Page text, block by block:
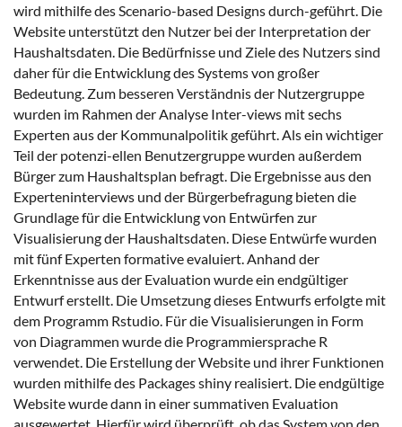
wird mithilfe des Scenario-based Designs durch-geführt. Die
Website unterstützt den Nutzer bei der Interpretation der
Haushaltsdaten. Die Bedürfnisse und Ziele des Nutzers sind
daher für die Entwicklung des Systems von großer
Bedeutung. Zum besseren Verständnis der Nutzergruppe
wurden im Rahmen der Analyse Inter-views mit sechs
Experten aus der Kommunalpolitik geführt. Als ein wichtiger
Teil der potenzi-ellen Benutzergruppe wurden außerdem
Bürger zum Haushaltsplan befragt. Die Ergebnisse aus den
Experteninterviews und der Bürgerbefragung bieten die
Grundlage für die Entwicklung von Entwürfen zur
Visualisierung der Haushaltsdaten. Diese Entwürfe wurden
mit fünf Experten formative evaluiert. Anhand der
Erkenntnisse aus der Evaluation wurde ein endgültiger
Entwurf erstellt. Die Umsetzung dieses Entwurfs erfolgte mit
dem Programm Rstudio. Für die Visualisierungen in Form
von Diagrammen wurde die Programmiersprache R
verwendet. Die Erstellung der Website und ihrer Funktionen
wurden mithilfe des Packages shiny realisiert. Die endgültige
Website wurde dann in einer summativen Evaluation